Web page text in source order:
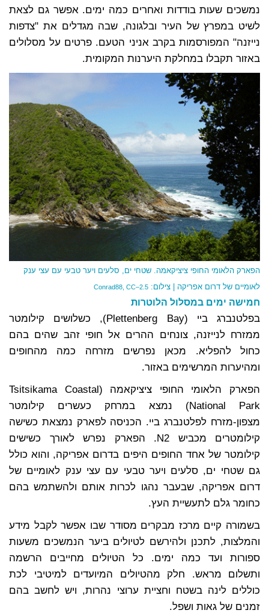
נמשכים שעות בודדות ואחרים כמה ימים. אפשר גם לצאת
לשיט במפרץ של העיר ובלגונה, שבה מגדלים את "צדפות
נייזנה" המפורסמות בקרב אניני הטעם. פרטים על מסלולים
באזור תקבלו במחלקת היערנות המקומית.
הפארק הלאומי החופי ציציקאמה. שטחי ים, סלעים ויער טבעי עם עצי ענק
לאומיים של דרום אפריקה | צילום: Conrad88, CC–2.5
חמישה ימים במסלול הלוטרות
בפלטנברג ביי (Plettenberg Bay), כשלושים קילומטר
ממזרח לנייזנה, צונחים ההרים אל חופי זהב שהים בהם
כחול להפליא. מכאן נפרשים מזרחה כמה מהחופים
ומהיערות המרשימים באזור.
הפארק הלאומי החופי ציציקאמה (Tsitsikama Coastal
National Park) נמצא במרחק כעשרים קילומטר
מצפון-מזרח לפלטנברג ביי. הכניסה לפארק נמצאת כשישה
קילומטרים מכביש N2. הפארק נפרש לאורך כשישים
קילומטר של אחד החופים היפים בדרום אפריקה, והוא כולל
גם שטחי ים, סלעים ויער טבעי עם עצי ענק לאומיים של
דרום אפריקה, שבעבר נהגו לכרות אותם ולהשתמש בהם
כחומר גלם לתעשיית העץ.
בשמורה קיים מרכז מבקרים מסודר שבו אפשר לקבל מידע
והמלצות, לתכנן ולהירשם לטיולים ביער הנמשכים משעות
ספורות ועד כמה ימים. כל הטיולים מחייבים הרשמה
ותשלום מראש. חלק מהטיולים המיועדים למיטיבי לכת
כוללים לינה בשטח וחציית ערוצי נהרות, ויש לחשב בהם
זמנים של גאות ושפל.